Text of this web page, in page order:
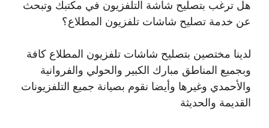
هل ترغب بتصليح شاشة التلفزيون في مكتبك وتبحث
عن خدمة تصليح شاشات تلفزيون المطلاع؟
لدينا مختصين بتصليح شاشات تلفزيون المطلاع كافة
وبجميع المناطق مبارك الكبير والحولي والفروانية
والأحمدي وغيرها وأيضا نقوم بصيانة جميع التلفزيونات
القديمة والحديثة